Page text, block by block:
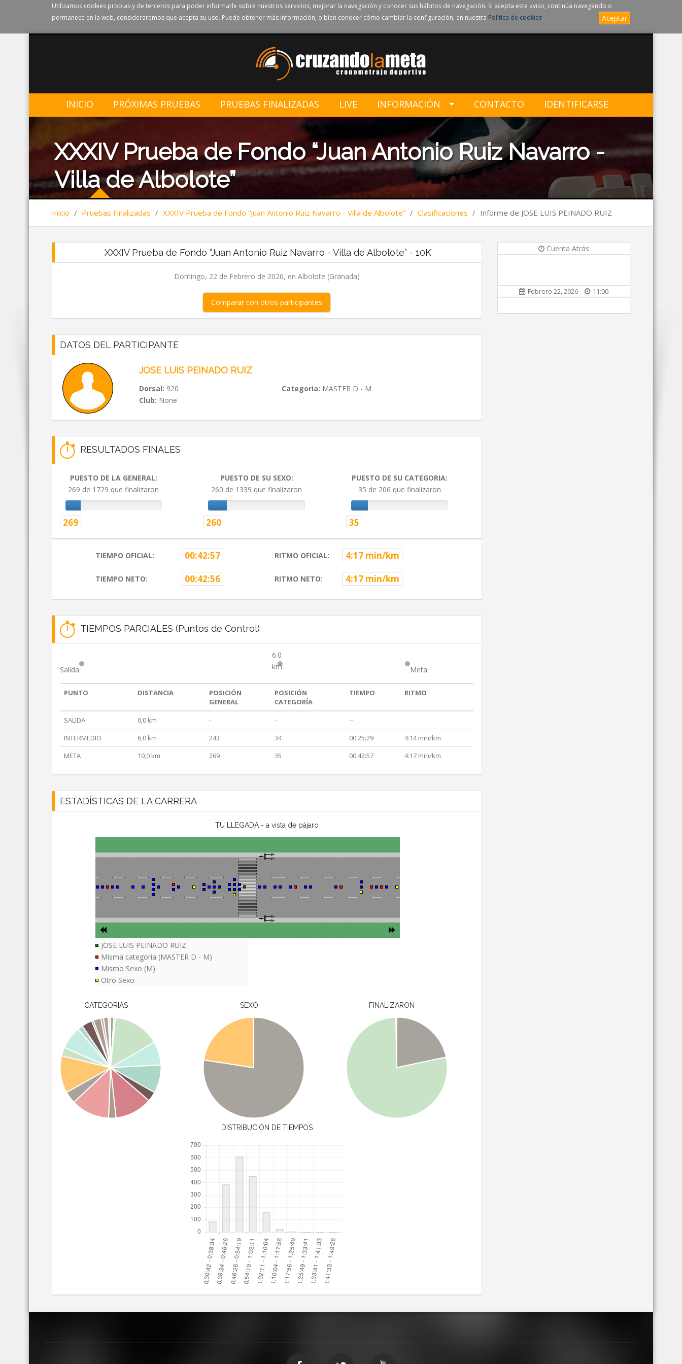
Utilizamos cookies propias y de terceros para poder informarle sobre nuestros servicios, mejorar la navegación y conocer sus hábitos de navegación. Si acepta este aviso, continúa navegando o
permanece en la web, consideraremos que acepta su uso. Puede obtener más información, o bien conocer cómo cambiar la configuración, en nuestra Política de cookies. Aceptar
INICIO PRÓXIMAS PRUEBAS PRUEBAS FINALIZADAS LIVE INFORMACIÓN CONTACTO IDENTIFICARSE
XXXIV Prueba de Fondo “Juan Antonio Ruiz Navarro -
Villa de Albolote”
Inicio / Pruebas Finalizadas / XXXIV Prueba de Fondo “Juan Antonio Ruiz Navarro - Villa de Albolote” / Clasificaciones / Informe de JOSE LUIS PEINADO RUIZ
XXXIV Prueba de Fondo “Juan Antonio Ruiz Navarro - Villa de Albolote” - 10K
Domingo, 22 de Febrero de 2026, en Albolote (Granada)
Comparar con otros participantes
DATOS DEL PARTICIPANTE
JOSE LUIS PEINADO RUIZ
Dorsal: 920 Categoria: MASTER D - M
Club: None
RESULTADOS FINALES
PUESTO DE LA GENERAL:
269 de 1729 que finalizaron
269
PUESTO DE SU SEXO:
260 de 1339 que finalizaron
260
PUESTO DE SU CATEGORIA:
35 de 206 que finalizaron
35
TIEMPO OFICIAL: 00:42:57 RITMO OFICIAL: 4:17 min/km
TIEMPO NETO: 00:42:56 RITMO NETO: 4:17 min/km
TIEMPOS PARCIALES (Puntos de Control)
Salida
6.0
km
Meta
PUNTO DISTANCIA
POSICIÓN
GENERAL
POSICIÓN
CATEGORÍA
TIEMPO RITMO
SALIDA 0,0 km - -
--
INTERMEDIO
6,0 km 243 34 00:25:29
4:14 min/km
META
10,0 km 269 35 00:42:57 4:17 min/km
ESTADÍSTICAS DE LA CARRERA
TU LLEGADA - a vista de pájaro
JOSE LUIS PEINADO RUIZ
Misma categoria (MASTER D - M)
Mismo Sexo (M)
Otro Sexo
CATEGORIAS SEXO FINALIZARON
DISTRIBUCIÓN DE TIEMPOS
Cuenta Atrás
Febrero 22, 2026 11:00